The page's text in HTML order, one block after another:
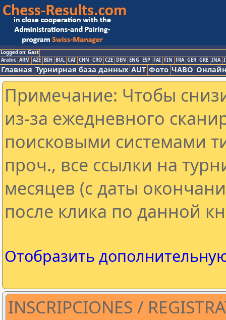
Logged on: Gast
Arabic ARM AZE BIH BUL CAT CHN CRO CZE DEN ENG ESP FAI FIN FRA GER GRE INA
Главная Турнирная база данных AUT Фото ЧАВО
Примечание: Чтобы
из-за ежедневного
поисковыми системами
проч., все ссылки на
месяцев (с даты
после клика по данной
Отобразить
INSCRIPCIONES /